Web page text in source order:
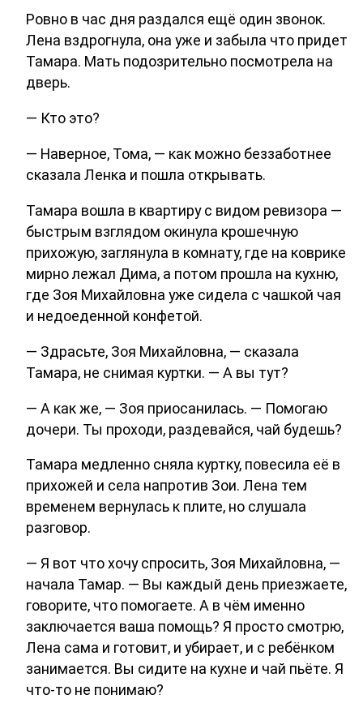
Ровно в час дня раздался ещё один звонок.
Лена вздрогнула, она уже и забыла что придет
Тамара. Мать подозрительно посмотрела на
дверь.
— Кто это?
— Наверное, Тома, — как можно беззаботнее
сказала Ленка и пошла открывать.
Тамара вошла в квартиру с видом ревизора —
быстрым взглядом окинула крошечную
прихожую, заглянула в комнату, где на коврике
мирно лежал Дима, а потом прошла на кухню,
где Зоя Михайловна уже сидела с чашкой чая
и недоеденной конфетой.
— Здрасьте, Зоя Михайловна, — сказала
Тамара, не снимая куртки. — А вы тут?
— А как же, — Зоя приосанилась. — Помогаю
дочери. Ты проходи, раздевайся, чай будешь?
Тамара медленно сняла куртку, повесила её в
прихожей и села напротив Зои. Лена тем
временем вернулась к плите, но слушала
разговор.
— Я вот что хочу спросить, Зоя Михайловна, —
начала Тамар. — Вы каждый день приезжаете,
говорите, что помогаете. А в чём именно
заключается ваша помощь? Я просто смотрю,
Лена сама и готовит, и убирает, и с ребёнком
занимается. Вы сидите на кухне и чай пьёте. Я
что-то не понимаю?